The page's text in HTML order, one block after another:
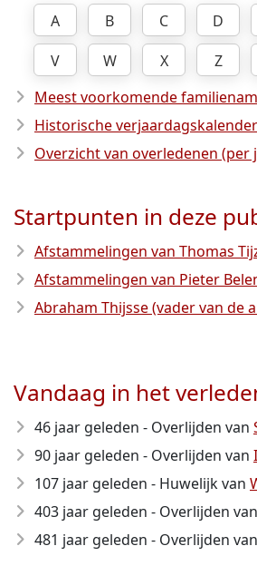
A
B C D
V
W X Z
Meest voorkomende
Historische verjaardagskalender
Overzicht van overledenen (per
Startpunten in deze
Afstammelingen van Thomas
Afstammelingen van Pieter
Abraham Thijsse (vader van de
Vandaag in het
46 jaar geleden - Overlijden van
90 jaar geleden - Overlijden van
107 jaar geleden - Huwelijk van
403 jaar geleden - Overlijden van
481 jaar geleden - Overlijden van